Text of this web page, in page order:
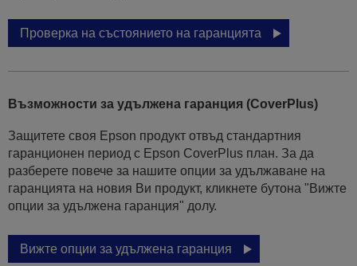
Проверка на състоянието на гаранцията
Възможности за удължена гаранция (CoverPlus)
Защитете своя Epson продукт отвъд стандартния
гаранционен период с Epson CoverPlus план. За да
разберете повече за нашите опции за удължаване на
гаранцията на новия Ви продукт, кликнете бутона "Вижте
опции за удължена гаранция" долу.
Вижте опции за удължена гаранция